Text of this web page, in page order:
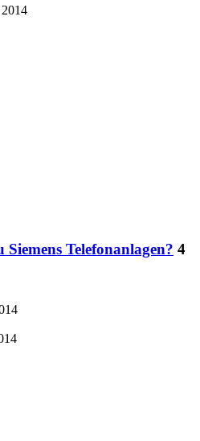
Siemens Telefonanlagen? 4